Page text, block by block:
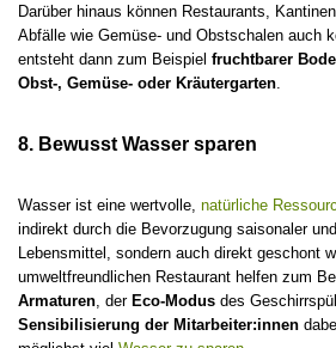
Darüber hinaus können Restaurants,
Abfälle wie Gemüse- und Obstschalen auch
entsteht dann zum Beispiel fruchtbarer
Obst-, Gemüse- oder Kräutergarten
8. Bewusst Wasser sparen
Wasser ist eine wertvolle, natürliche
indirekt durch die Bevorzugung saisonaler
Lebensmittel, sondern auch direkt geschont
umweltfreundlichen Restaurant helfen zum
Armaturen , der Eco-Modus des
Sensibilisierung der Mitarbeiter:innen